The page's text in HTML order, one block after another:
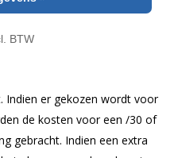
Indien er gekozen wordt voor
de kosten voor een /30 of
gebracht. Indien een extra